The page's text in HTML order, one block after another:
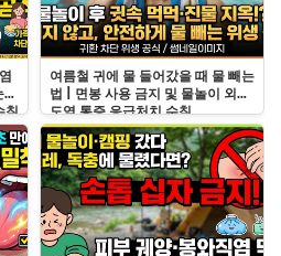
칙
여름철 귀에 물 들어갔을 때 물 빼는
법 | 면봉 사용 금지 및 물놀이 외이
도염 통증 응급처치 수칙